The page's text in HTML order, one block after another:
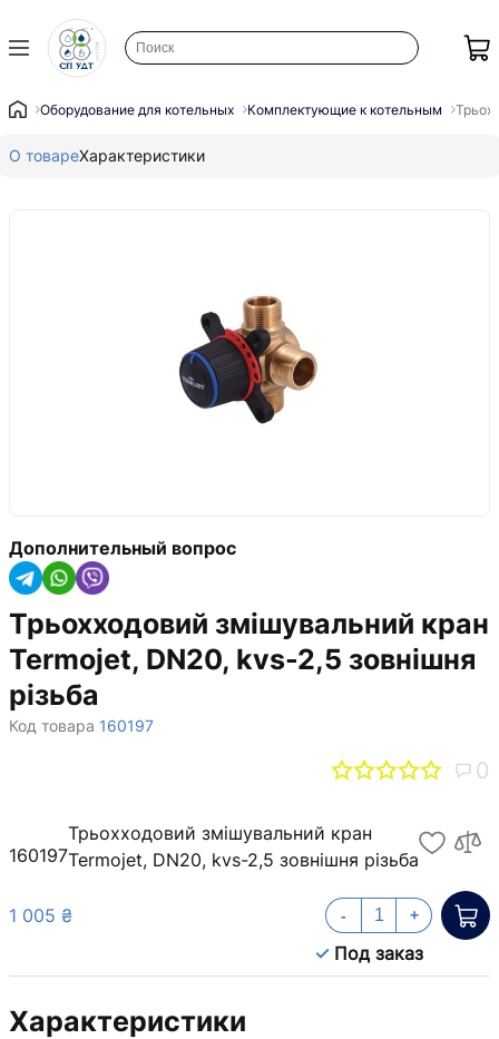
Оборудование для котельных Комплектующие к котельным
О товареХарактеристики
Дополнительный вопрос
Трьохходовий змішувальний кран
Termojet, DN20, kvs-2,5 зовнішня
різьба
Код товара 160197
0
160197
Трьохходовий змішувальний кран
Termojet, DN20, kvs-2,5 зовнішня різьба
1 005 ₴
Под заказ
- +
Характеристики